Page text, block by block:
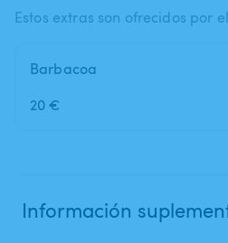
Estos extras son ofrecidos por
Barbacoa
20 €
Información